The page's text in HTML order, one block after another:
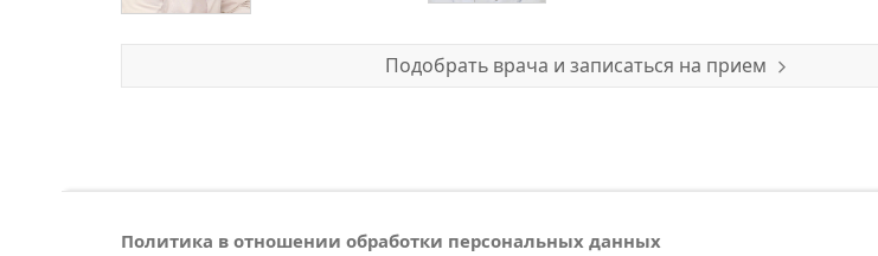
Подобрать врача и записаться на прием
Политика в отношении обработки персональных данных